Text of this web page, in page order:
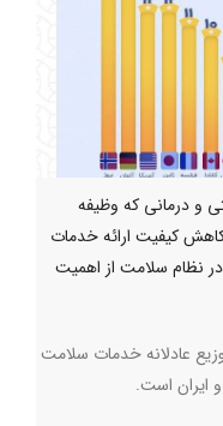
و درمانی که وظیفه
کیفیت ارائه خدمات
نظام سلامت از اهمیت
عادلانه خدمات سلامت
ایران است.